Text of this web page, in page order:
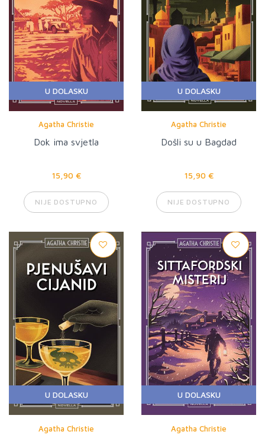
U DOLASKU
Agatha Christie
Dok ima svjetla
15,90 €
NIJE DOSTUPNO
U DOLASKU
Agatha Christie
Došli su u Bagdad
15,90 €
NIJE DOSTUPNO
U DOLASKU
Agatha Christie
U DOLASKU
Agatha Christie